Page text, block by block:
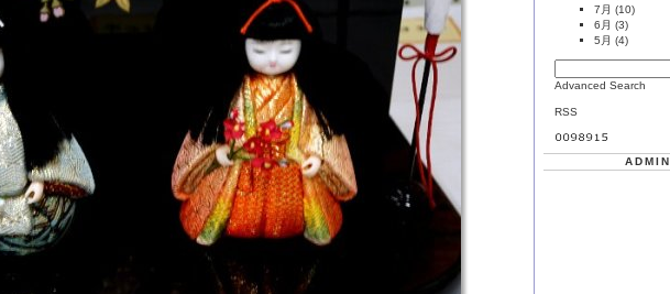
7月 (10)
6月 (3)
5月 (4)
Advanced Search
RSS
ADMIN